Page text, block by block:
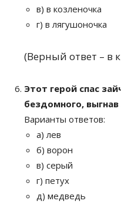
в) в козленочка
г) в лягушоночка
(Верный ответ – в
Этот герой спас
бездомного,
Варианты ответов:
а) лев
б) ворон
в) серый
г) петух
д) медведь